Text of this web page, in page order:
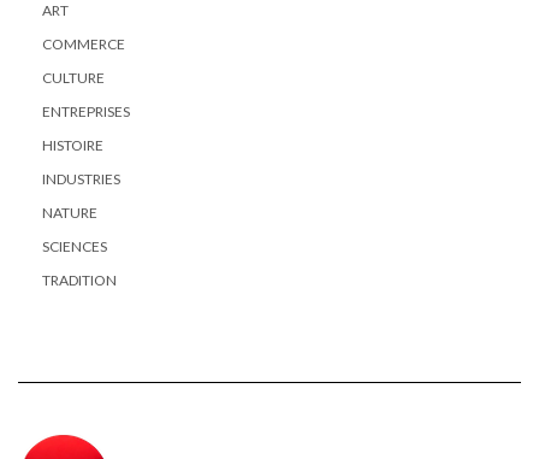
ART
COMMERCE
CULTURE
ENTREPRISES
HISTOIRE
INDUSTRIES
NATURE
SCIENCES
TRADITION